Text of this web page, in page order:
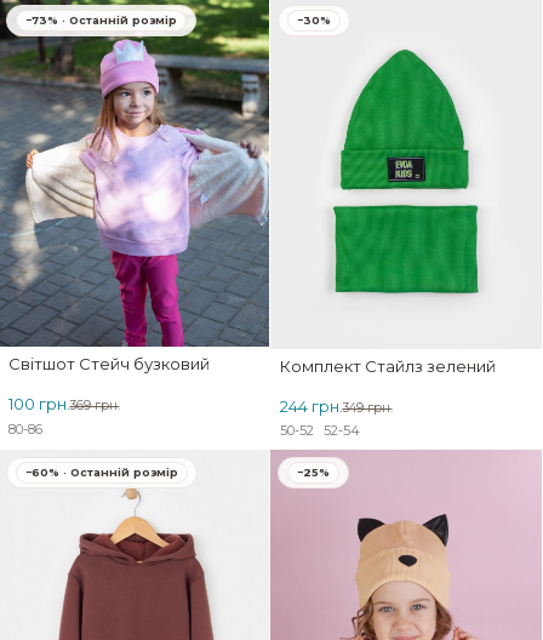
−73% · Останній розмір
Світшот Стейч бузковий
369 грн.
100 грн.
80-86
−30%
Комплект Стайлз зелений
349 грн.
244 грн.
50-52 52-54
−60% · Останній розмір −25%